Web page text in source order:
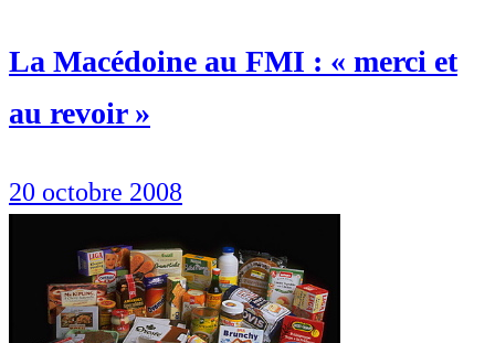
La Macédoine au FMI : « merci et
au revoir »
20 octobre 2008